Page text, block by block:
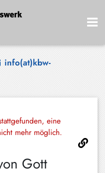
info(at)kbw-
eine
mehr möglich.
Gott